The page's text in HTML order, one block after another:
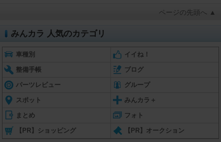
ページの先頭へ ▲
みんカラ 人気のカテゴリ
車種別 イイね！
整備手帳 ブログ
パーツレビュー グループ
スポット みんカラ＋
まとめ フォト
【PR】ショッピング 【PR】オークション